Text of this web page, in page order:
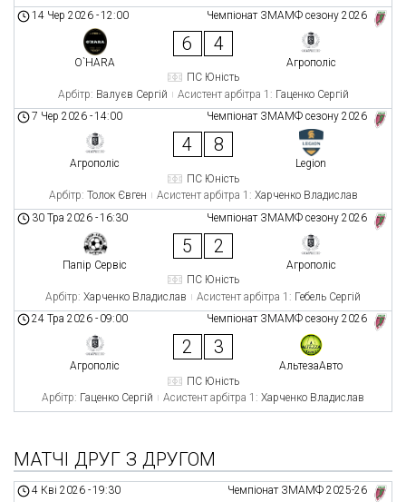
Чемпіонат ЗМАМФ сезону 2026
14 Чер 2026 -12:00
O`HARA
6 4
Агрополіс
ПС Юність
Арбітр: Валуєв Сергій Асистент арбітра 1: Гаценко Сергій
Чемпіонат ЗМАМФ сезону 2026
7 Чер 2026 -14:00
Агрополіс
4 8
Legion
ПС Юність
Арбітр: Толок Євген Асистент арбітра 1: Харченко Владислав
Чемпіонат ЗМАМФ сезону 2026
30 Тра 2026 -16:30
Папір Сервіс
5 2
Агрополіс
ПС Юність
Арбітр: Харченко Владислав Асистент арбітра 1: Гебель Сергій
Чемпіонат ЗМАМФ сезону 2026
24 Тра 2026 - 09:00
Агрополіс
2 3
АльтезаАвто
ПС Юність
Арбітр: Гаценко Сергій Асистент арбітра 1: Харченко Владислав
МАТЧІ ДРУГ З ДРУГОМ
Чемпіонат ЗМАМФ 2025-26
4 Кві 2026 -19:30